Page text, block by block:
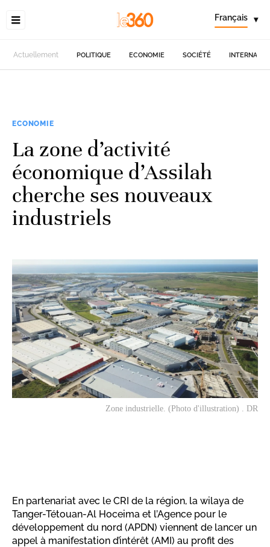
Français ▾
Actuellement POLITIQUE ECONOMIE SOCIÉTÉ
ECONOMIE
La zone d’activité
économique d’Assilah
cherche ses nouveaux
industriels
Zone industrielle. (Photo d'illustration) . DR
En partenariat avec le CRI de la région, la wilaya de
Tanger-Tétouan-Al Hoceima et l’Agence pour le
développement du nord (APDN) viennent de lancer un
appel à manifestation d’intérêt (AMI) au profit des